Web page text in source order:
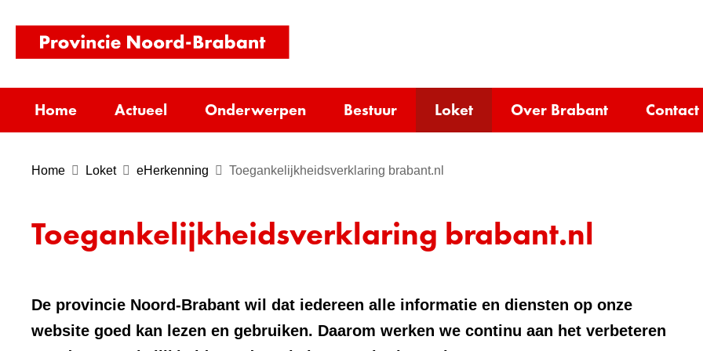
inhoud
homepage)
Home Actueel Onderwerpen Bestuur Loket Over Brabant Contact
Home Loket eHerkenning Toegankelijkheidsverklaring brabant.nl
Toegankelijkheidsverklaring brabant.nl
De provincie Noord-Brabant wil dat iedereen alle informatie en diensten op onze
website goed kan lezen en gebruiken. Daarom werken we continu aan het verbeteren